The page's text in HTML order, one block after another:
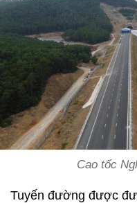
Cao tốc
Tuyến đường được